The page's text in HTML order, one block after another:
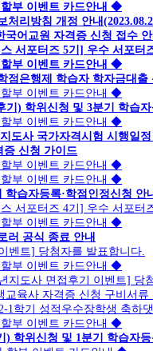
부 이벤트 카드안내 ◆
처리방침 개정 안내
국어교원 자격증 신청 접수
서포터즈 5기] 우수 서포터
부 이벤트 카드안내 ◆
점은행제 학습자 학자금대출
부 이벤트 카드안내 ◆
기) 학위신청 및 3분기 학습
부 이벤트 카드안내 ◆
도사 국가자격시험 시행일
증 신청 가이드
부 이벤트 카드안내 ◆
부 이벤트 카드안내 ◆
학습자등록·학점인정신청 안
서포터즈 4기] 우수 서포터
부 이벤트 카드안내 ◆
러 공식 종료 안내
트] 당첨자를 발표합니다.
부 이벤트 카드안내 ◆
도사 면접후기 이벤트] 당
교육사 자격증 신청 구비서류
학기 성적우수장학생 축하
부 이벤트 카드안내 ◆
) 학위신청 및 1분기 학습자